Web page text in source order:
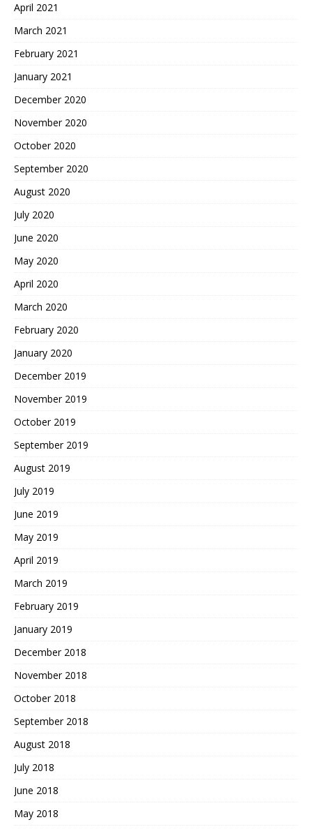
April 2021
March 2021
February 2021
January 2021
December 2020
November 2020
October 2020
September 2020
August 2020
July 2020
June 2020
May 2020
April 2020
March 2020
February 2020
January 2020
December 2019
November 2019
October 2019
September 2019
August 2019
July 2019
June 2019
May 2019
April 2019
March 2019
February 2019
January 2019
December 2018
November 2018
October 2018
September 2018
August 2018
July 2018
June 2018
May 2018